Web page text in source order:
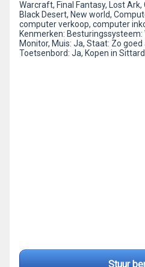
Warcraft, Final Fantasy, Lost Ark,
Black Desert, New world,
computer verkoop, computer
Kenmerken:
Monitor, Muis: Ja, Staat: Zo
Toetsenbord: Ja, Kopen in Sittard
Stuur